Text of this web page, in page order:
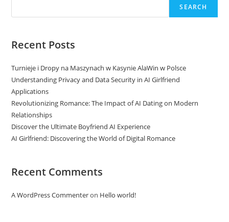
SEARCH
Recent Posts
Turnieje i Dropy na Maszynach w Kasynie AlaWin w Polsce
Understanding Privacy and Data Security in AI Girlfriend
Applications
Revolutionizing Romance: The Impact of AI Dating on Modern
Relationships
Discover the Ultimate Boyfriend AI Experience
AI Girlfriend: Discovering the World of Digital Romance
Recent Comments
A WordPress Commenteron Hello world!